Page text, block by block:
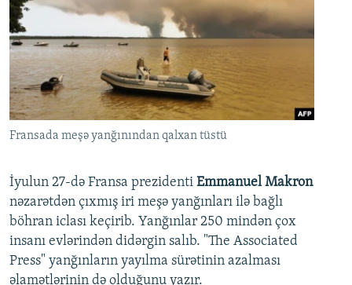
Fransada meşə yanğınından qalxan tüstü
İyulun 27-də Fransa prezidenti Emmanuel Makron
nəzarətdən çıxmış iri meşə yanğınları ilə bağlı
böhran iclası keçirib. Yanğınlar 250 mindən çox
insanı evlərindən didərgin salıb. "The Associated
Press" yanğınların yayılma sürətinin azalması
əlamətlərinin də olduğunu yazır.